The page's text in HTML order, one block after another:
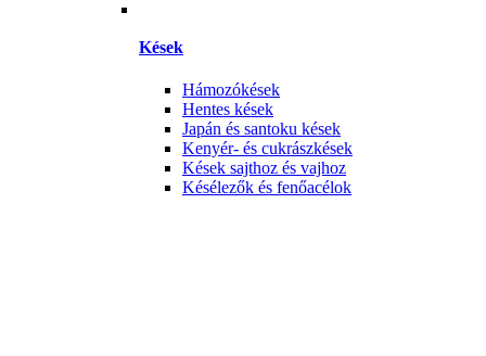
Kések
Hámozókések
Hentes kések
Japán és santoku kések
Kenyér- és cukrászkések
Kések sajthoz és vajhoz
Késélezők és fenőacélok